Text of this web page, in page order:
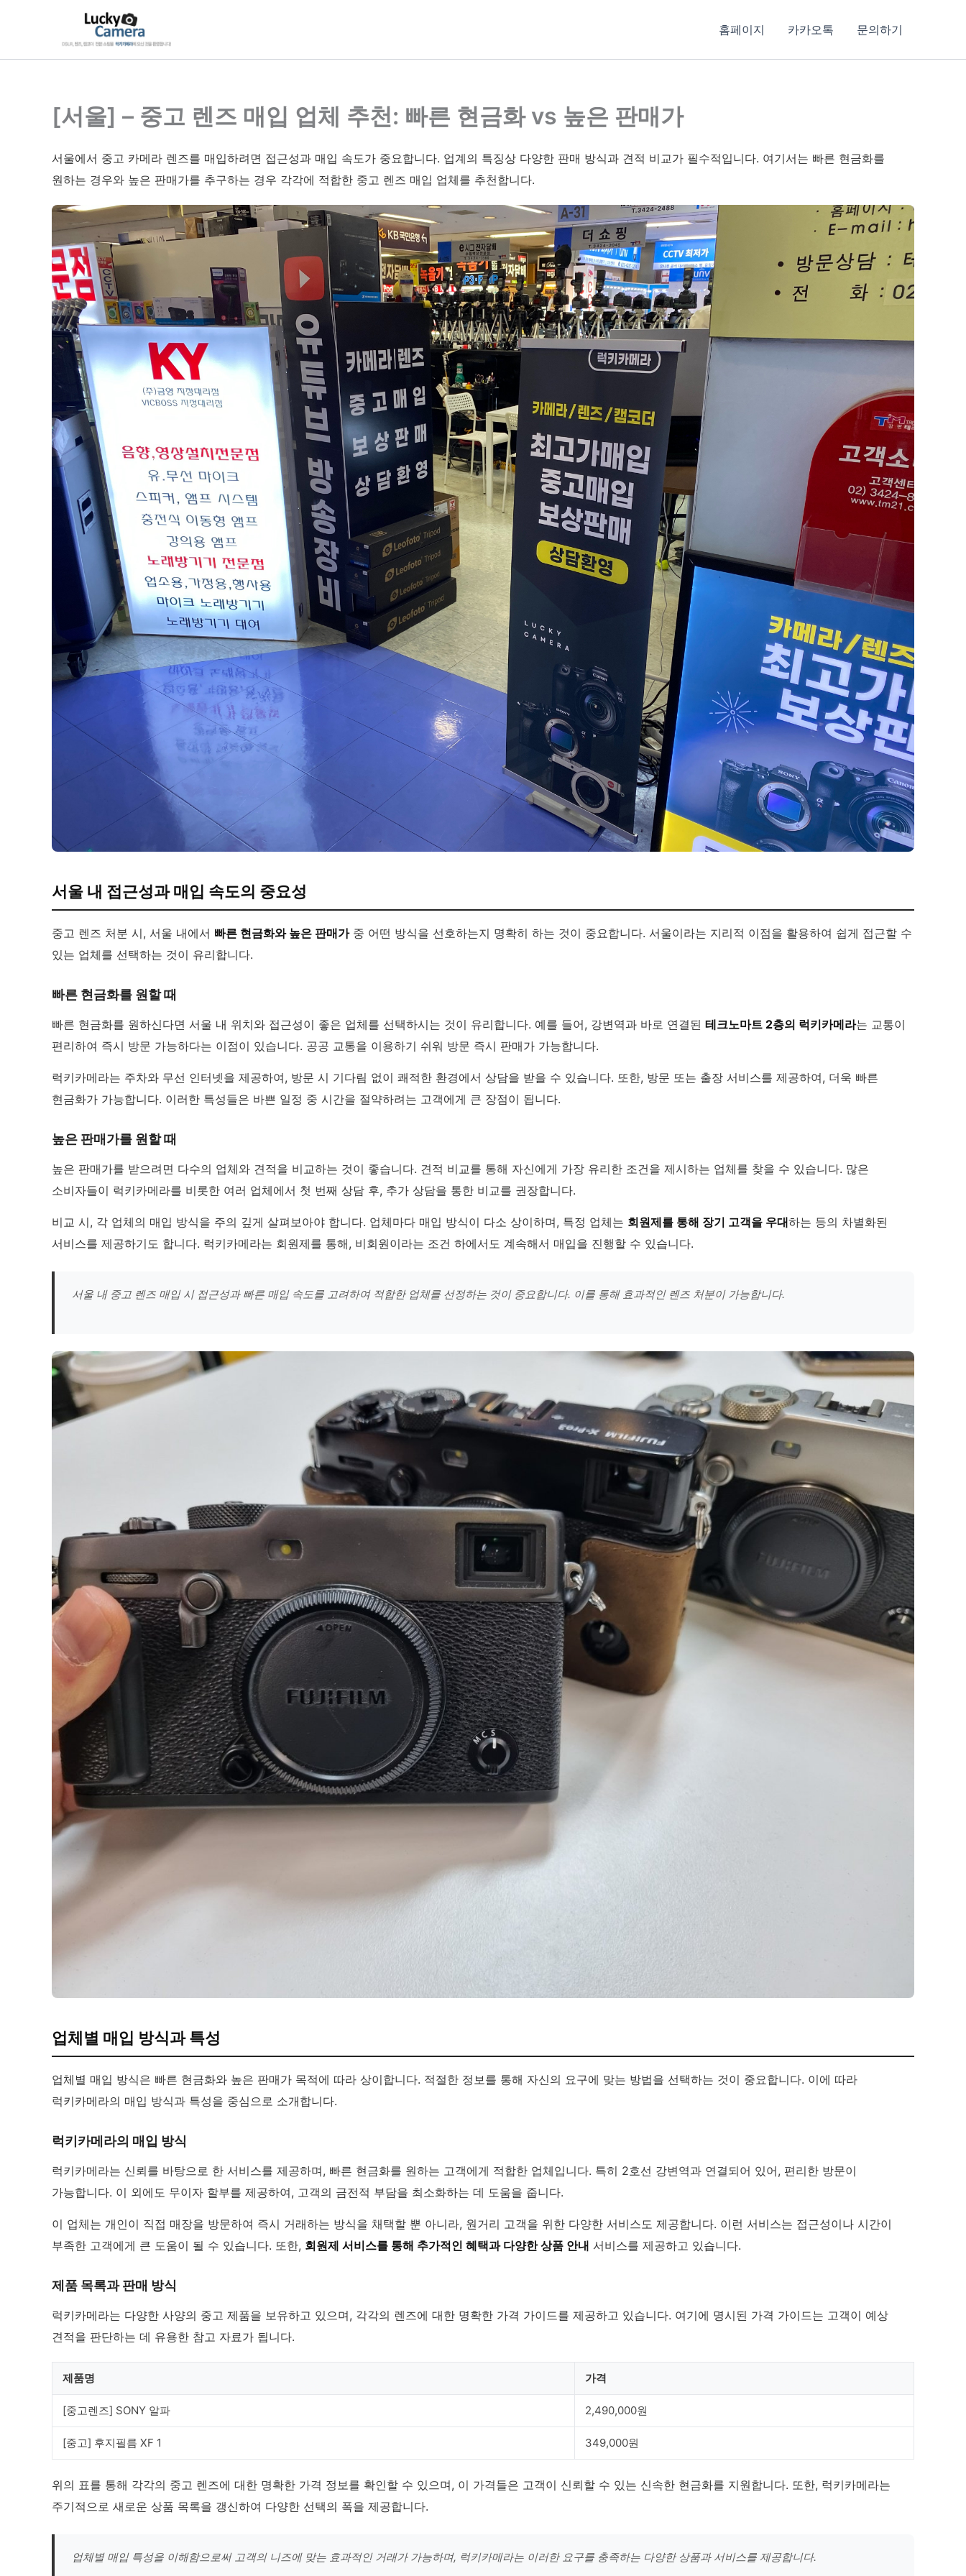
홈페이지 카카오톡 문의하기
[서울] – 중고 렌즈 매입 업체 추천: 빠른 현금화 vs 높은 판매가
서울에서 중고 카메라 렌즈를 매입하려면 접근성과 매입 속도가 중요합니다. 업계의 특징상 다양한 판매 방식과 견적 비교가 필수적입니다. 여기서는 빠른 현금화를
원하는 경우와 높은 판매가를 추구하는 경우 각각에 적합한 중고 렌즈 매입 업체를 추천합니다.
서울 내 접근성과 매입 속도의 중요성
중고 렌즈 처분 시, 서울 내에서 빠른 현금화와 높은 판매가중 어떤 방식을 선호하는지 명확히 하는 것이 중요합니다. 서울이라는 지리적 이점을 활용하여 쉽게 접근할 수
있는 업체를 선택하는 것이 유리합니다.
빠른 현금화를 원할 때
빠른 현금화를 원하신다면 서울 내 위치와 접근성이 좋은 업체를 선택하시는 것이 유리합니다. 예를 들어, 강변역과 바로 연결된 테크노마트 2층의 럭키카메라는 교통이
편리하여 즉시 방문 가능하다는 이점이 있습니다. 공공 교통을 이용하기 쉬워 방문 즉시 판매가 가능합니다.
럭키카메라는 주차와 무선 인터넷을 제공하여, 방문 시 기다림 없이 쾌적한 환경에서 상담을 받을 수 있습니다. 또한, 방문 또는 출장 서비스를 제공하여, 더욱 빠른
현금화가 가능합니다. 이러한 특성들은 바쁜 일정 중 시간을 절약하려는 고객에게 큰 장점이 됩니다.
높은 판매가를 원할 때
높은 판매가를 받으려면 다수의 업체와 견적을 비교하는 것이 좋습니다. 견적 비교를 통해 자신에게 가장 유리한 조건을 제시하는 업체를 찾을 수 있습니다. 많은
소비자들이 럭키카메라를 비롯한 여러 업체에서 첫 번째 상담 후, 추가 상담을 통한 비교를 권장합니다.
비교 시, 각 업체의 매입 방식을 주의 깊게 살펴보아야 합니다. 업체마다 매입 방식이 다소 상이하며, 특정 업체는 회원제를 통해 장기 고객을 우대하는 등의 차별화된
서비스를 제공하기도 합니다. 럭키카메라는 회원제를 통해, 비회원이라는 조건 하에서도 계속해서 매입을 진행할 수 있습니다.
서울 내 중고 렌즈 매입 시 접근성과 빠른 매입 속도를 고려하여 적합한 업체를 선정하는 것이 중요합니다. 이를 통해 효과적인 렌즈 처분이 가능합니다.
업체별 매입 방식과 특성
업체별 매입 방식은 빠른 현금화와 높은 판매가 목적에 따라 상이합니다. 적절한 정보를 통해 자신의 요구에 맞는 방법을 선택하는 것이 중요합니다. 이에 따라
럭키카메라의 매입 방식과 특성을 중심으로 소개합니다.
럭키카메라의 매입 방식
럭키카메라는 신뢰를 바탕으로 한 서비스를 제공하며, 빠른 현금화를 원하는 고객에게 적합한 업체입니다. 특히 2호선 강변역과 연결되어 있어, 편리한 방문이
가능합니다. 이 외에도 무이자 할부를 제공하여, 고객의 금전적 부담을 최소화하는 데 도움을 줍니다.
이 업체는 개인이 직접 매장을 방문하여 즉시 거래하는 방식을 채택할 뿐 아니라, 원거리 고객을 위한 다양한 서비스도 제공합니다. 이런 서비스는 접근성이나 시간이
부족한 고객에게 큰 도움이 될 수 있습니다. 또한, 회원제 서비스를 통해 추가적인 혜택과 다양한 상품 안내 서비스를 제공하고 있습니다.
제품 목록과 판매 방식
럭키카메라는 다양한 사양의 중고 제품을 보유하고 있으며, 각각의 렌즈에 대한 명확한 가격 가이드를 제공하고 있습니다. 여기에 명시된 가격 가이드는 고객이 예상
견적을 판단하는 데 유용한 참고 자료가 됩니다.
제품명 가격
[중고렌즈] SONY 알파 2,490,000원
[중고] 후지필름 XF 1 349,000원
위의 표를 통해 각각의 중고 렌즈에 대한 명확한 가격 정보를 확인할 수 있으며, 이 가격들은 고객이 신뢰할 수 있는 신속한 현금화를 지원합니다. 또한, 럭키카메라는
주기적으로 새로운 상품 목록을 갱신하여 다양한 선택의 폭을 제공합니다.
업체별 매입 특성을 이해함으로써 고객의 니즈에 맞는 효과적인 거래가 가능하며, 럭키카메라는 이러한 요구를 충족하는 다양한 상품과 서비스를 제공합니다.